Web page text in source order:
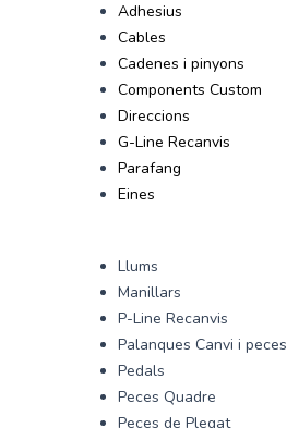
Adhesius
Cables
Cadenes i pinyons
Components Custom
Direccions
G-Line Recanvis
Parafang
Eines
Llums
Manillars
P-Line Recanvis
Palanques Canvi i peces
Pedals
Peces Quadre
Peces de Plegat